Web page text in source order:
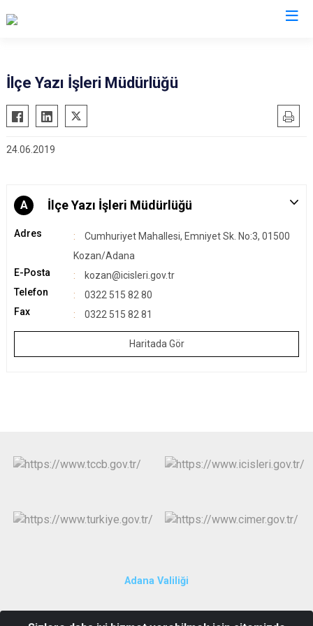
Aladağ
Ceyhan
Feke
Karaisalı
Karataş
Kozan
Yüreğir
Çukurova
İlçe Yazı İşleri Müdürlüğü
24.06.2019
A İlçe Yazı İşleri Müdürlüğü
Adres
Cumhuriyet Mahallesi, Emniyet Sk. No:3, 01500
Kozan/Adana
E-Posta
kozan@icisleri.gov.tr
Telefon
0322 515 82 80
Fax
0322 515 82 81
Haritada Gör
Adana Valiliği